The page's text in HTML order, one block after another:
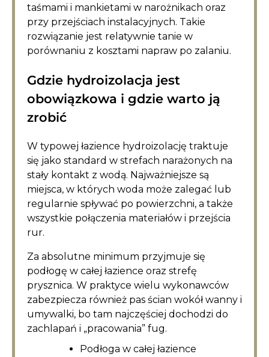
taśmami i mankietami w narożnikach oraz
przy przejściach instalacyjnych. Takie
rozwiązanie jest relatywnie tanie w
porównaniu z kosztami napraw po zalaniu.
Gdzie hydroizolacja jest
obowiązkowa i gdzie warto ją
zrobić
W typowej łazience hydroizolację traktuje
się jako standard w strefach narażonych na
stały kontakt z wodą. Najważniejsze są
miejsca, w których woda może zalegać lub
regularnie spływać po powierzchni, a także
wszystkie połączenia materiałów i przejścia
rur.
Za absolutne minimum przyjmuje się
podłogę w całej łazience oraz strefę
prysznica. W praktyce wielu wykonawców
zabezpiecza również pas ścian wokół wanny i
umywalki, bo tam najczęściej dochodzi do
zachlapań i „pracowania” fug.
Podłoga w całej łazience